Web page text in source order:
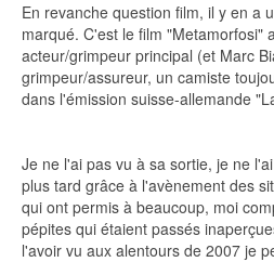
En revanche question film, il y en a
marqué. C'est le film "Metamorfosi"
acteur/grimpeur principal (et Marc
grimpeur/assureur, un camiste
dans l'émission suisse-allemande
Je ne l'ai pas vu à sa sortie, je ne
plus tard grâce à l'avènement des
qui ont permis à beaucoup, moi
pépites qui étaient passés
l'avoir vu aux alentours de 2007 je